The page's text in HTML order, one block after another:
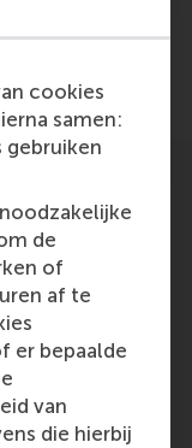
cookies
samen:
gebruiken
de
of
af te
er bepaalde
van
die hierbij
of
native Dutch.